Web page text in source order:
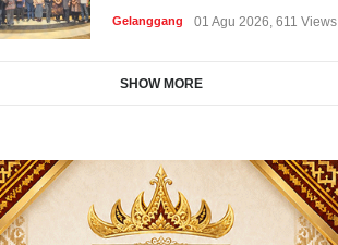
Gelanggang 01 Agu 2026, 611 Views
SHOW MORE